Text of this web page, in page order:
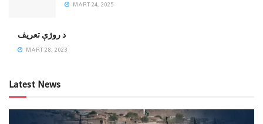
MART 24, 2025
‌د روژې تعریف
MART 28, 2023
Latest News